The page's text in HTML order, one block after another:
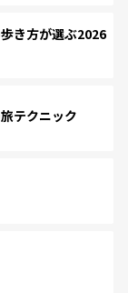
き方が選ぶ2026
テクニック